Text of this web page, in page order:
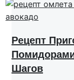
Рецепт
Шагов